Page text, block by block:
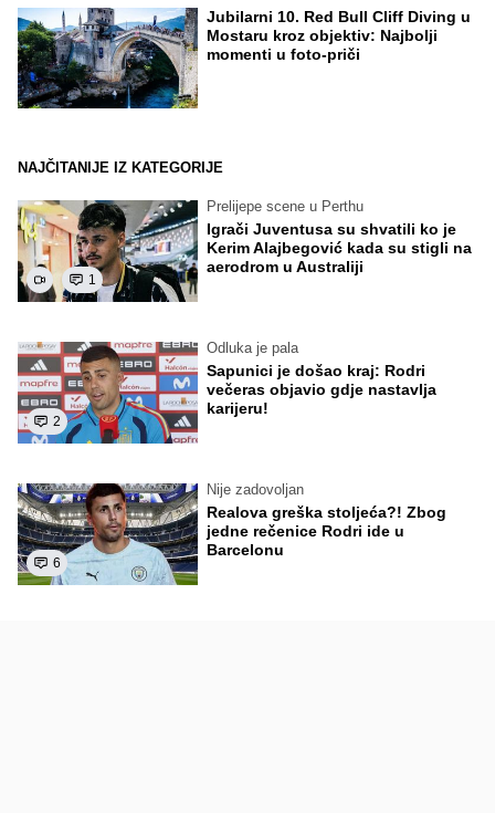
Jubilarni 10. Red Bull Cliff Diving u
Mostaru kroz objektiv: Najbolji
momenti u foto-priči
NAJČITANIJE IZ KATEGORIJE
1
Prelijepe scene u Perthu
Igrači Juventusa su shvatili ko je
Kerim Alajbegović kada su stigli na
aerodrom u Australiji
2
Odluka je pala
Sapunici je došao kraj: Rodri
večeras objavio gdje nastavlja
karijeru!
6
Nije zadovoljan
Realova greška stoljeća?! Zbog
jedne rečenice Rodri ide u
Barcelonu